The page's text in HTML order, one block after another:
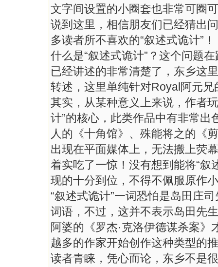
文字间设置的小圈套也非常可圈
说到这里，相信朋友们已经猜出
多读者所不喜欢的“叙述式诡计”！
什么是“叙述式诡计”？这个问题
已经讲述的非常清楚了，东乡这
转述，这里单纯针对Royal阿元
其实，从某种意义上来说，作者
计”的核心，此类作品中有非常
人的《十角馆》、殊能将之的《
出现在平面媒体上，无法搬上荧
着实吃了一惊！没有想到能将“叙
现的十分到位，不得不佩服原作
“叙述式诡计”一词恐怕是岛田庄
词语，不过，这并不表示岛田先
阿婆的《罗杰·克洛伊德谋杀案》
越多的作家开始创作这种类型的
读者青睐，凭心而论，东乡不是